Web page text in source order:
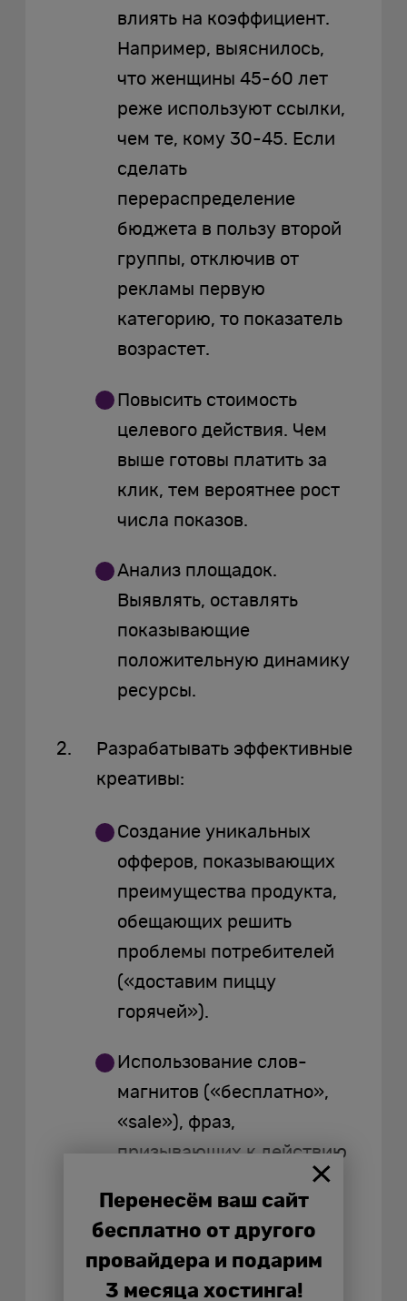
влиять на коэффициент.
Например, выяснилось,
что женщины 45-60 лет
реже используют ссылки,
чем те, кому 30-45. Если
сделать
перераспределение
бюджета в пользу второй
группы, отключив от
рекламы первую
категорию, то показатель
возрастет.
Повысить стоимость
целевого действия. Чем
выше готовы платить за
клик, тем вероятнее рост
числа показов.
Анализ площадок.
Выявлять, оставлять
показывающие
положительную динамику
ресурсы.
Разрабатывать эффективные
креативы:
Создание уникальных
офферов, показывающих
преимущества продукта,
обещающих решить
проблемы потребителей
(«доставим пиццу
горячей»).
Использование слов-
магнитов («бесплатно»,
«sale»), фраз,
призывающих к действию
«оформите»).
Подбор приковывающих
взгляд изображений,
Перенесём ваш сайт
бесплатно от другого
провайдера и подарим
3 месяца хостинга!